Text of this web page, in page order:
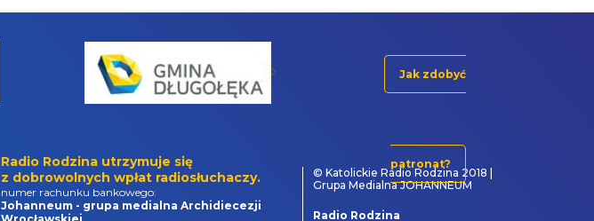
Jak zdobyć
patronat?
Radio Rodzina utrzymuje się
z dobrowolnych wpłat radiosłuchaczy.
numer rachunku bankowego:
Johanneum - grupa medialna Archidiecezji
© Katolickie Radio Rodzina 2018 |
Grupa Medialna JOHANNEUM
Radio Rodzina